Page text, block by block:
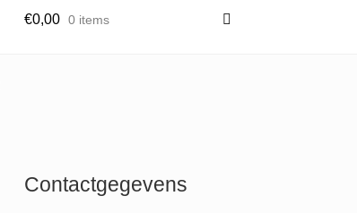
€0,00 0 items
Contactgegevens